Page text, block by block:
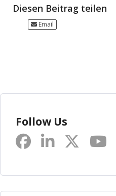
Diesen Beitrag teilen
Email
Follow Us